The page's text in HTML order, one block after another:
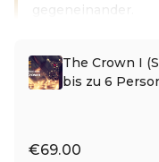
gegeneinander.
The Crown I
bis zu 6
€69.00